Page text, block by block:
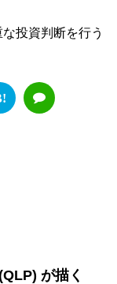
投資判断を行う
が描く